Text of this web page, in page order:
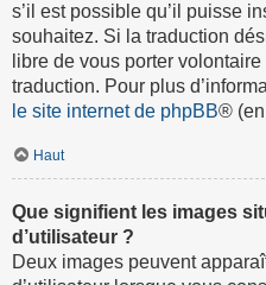
s’il est possible qu’il puisse
souhaitez. Si la traduction
libre de vous porter
traduction. Pour plus
le site internet de phpBB®
Haut
Que signifient les images
d’utilisateur ?
Deux images peuvent